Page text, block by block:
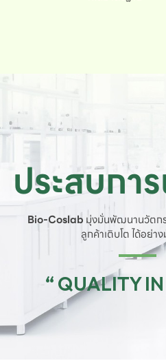
ประสบกา
Bio-Coslab มุ่งมั่นพัฒนานวัตก
ลูกค้าเติบโต ได้อย่า
“ QUALITY